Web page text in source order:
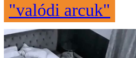
"valódi arcuk"